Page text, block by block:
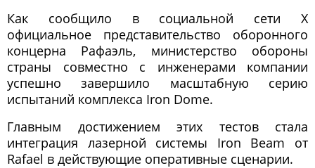
Как сообщило в социальной сети X
официальное представительство оборонного
концерна Рафаэль, министерство обороны
страны совместно с инженерами компании
успешно завершило масштабную серию
испытаний комплекса Iron Dome.
Главным достижением этих тестов стала
интеграция лазерной системы Iron Beam от
Rafael в действующие оперативные сценарии.